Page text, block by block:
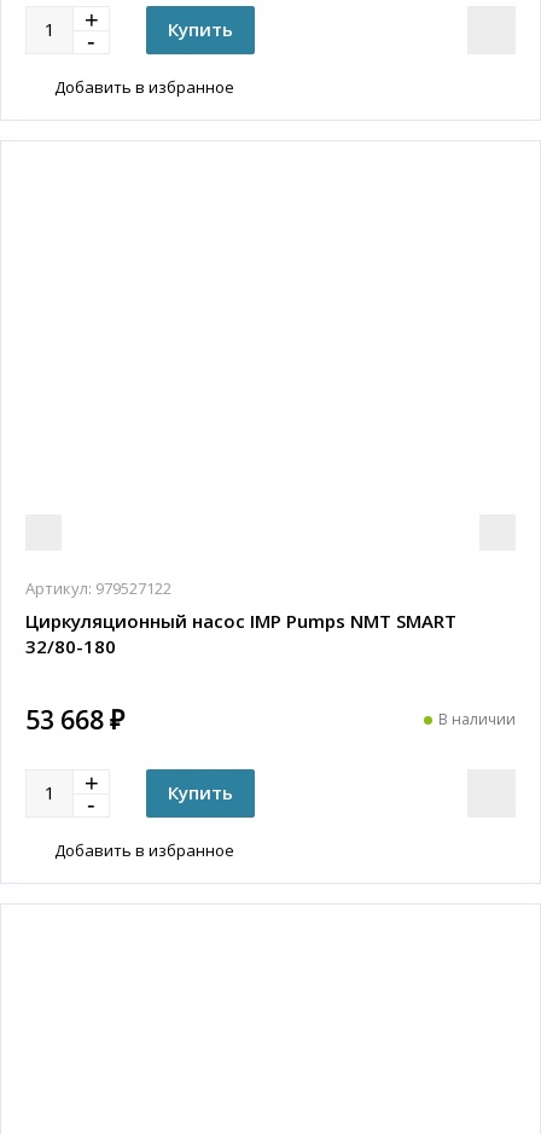
Добавить в избранное
Артикул: 979527122
Циркуляционный насос IMP Pumps NMT SMART
32/80-180
53 668 ₽ В наличии
Добавить в избранное